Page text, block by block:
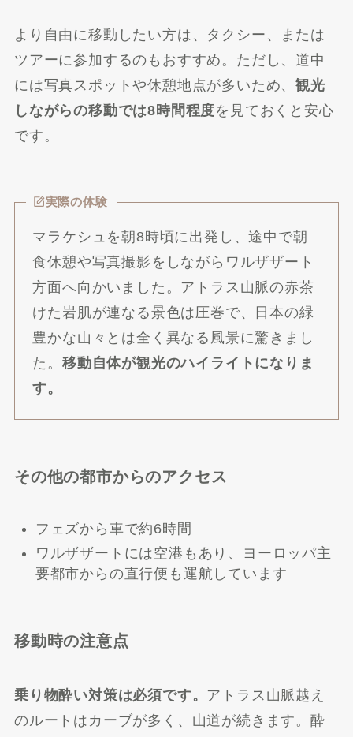
より自由に移動したい方は、タクシー、または
ツアーに参加するのもおすすめ。ただし、道中
には写真スポットや休憩地点が多いため、観光
しながらの移動では8時間程度を見ておくと安心
です。
実際の体験
マラケシュを朝8時頃に出発し、途中で朝
食休憩や写真撮影をしながらワルザザート
方面へ向かいました。アトラス山脈の赤茶
けた岩肌が連なる景色は圧巻で、日本の緑
豊かな山々とは全く異なる風景に驚きまし
た。 移動自体が観光のハイライトになりま
す。
その他の都市からのアクセス
フェズから車で約6時間
ワルザザートには空港もあり、ヨーロッパ主
要都市からの直行便も運航しています
移動時の注意点
乗り物酔い対策は必須です。 アトラス山脈越え
のルートはカーブが多く、山道が続きます。酔